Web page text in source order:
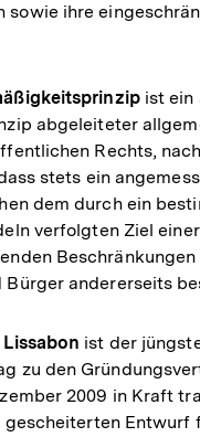
sowie ihre
ist ein
abgeleiteter
Rechts,
stets ein
dem durch ein
verfolgten Ziel
Bürger andererseits
ist der
zu den
2009 in Kraft
gescheiterten Entwurf